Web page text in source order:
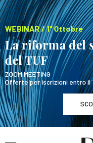
WEBINAR / 1° Ottobre
La riforma del
del TUF
ZOOM MEETING
Offerte per iscrizioni entro il